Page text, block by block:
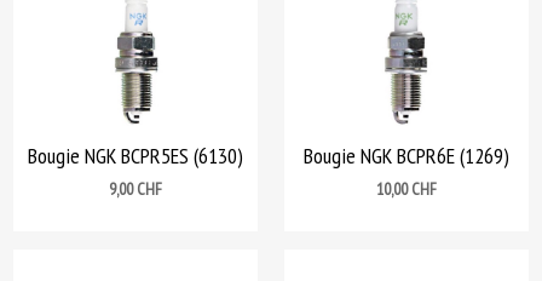
Bougie NGK BCPR5ES (6130)
Prix
9,00 CHF
Bougie NGK BCPR6E (1269)
Prix
10,00 CHF